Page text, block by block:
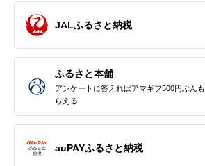
JALふるさと納税
ふるさと本舗
アンケートに答えればアマギフ500円ぶんも
らえる
auPAYふるさと納税